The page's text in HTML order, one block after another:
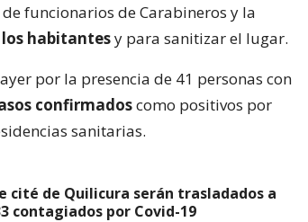
funcionarios de Carabineros y la
habitantesy para sanitizar el lugar.
por la presencia de 41 personas con
confirmadoscomo positivos por
sanitarias.
cité de Quilicura serán trasladados a
contagiados por Covid-19